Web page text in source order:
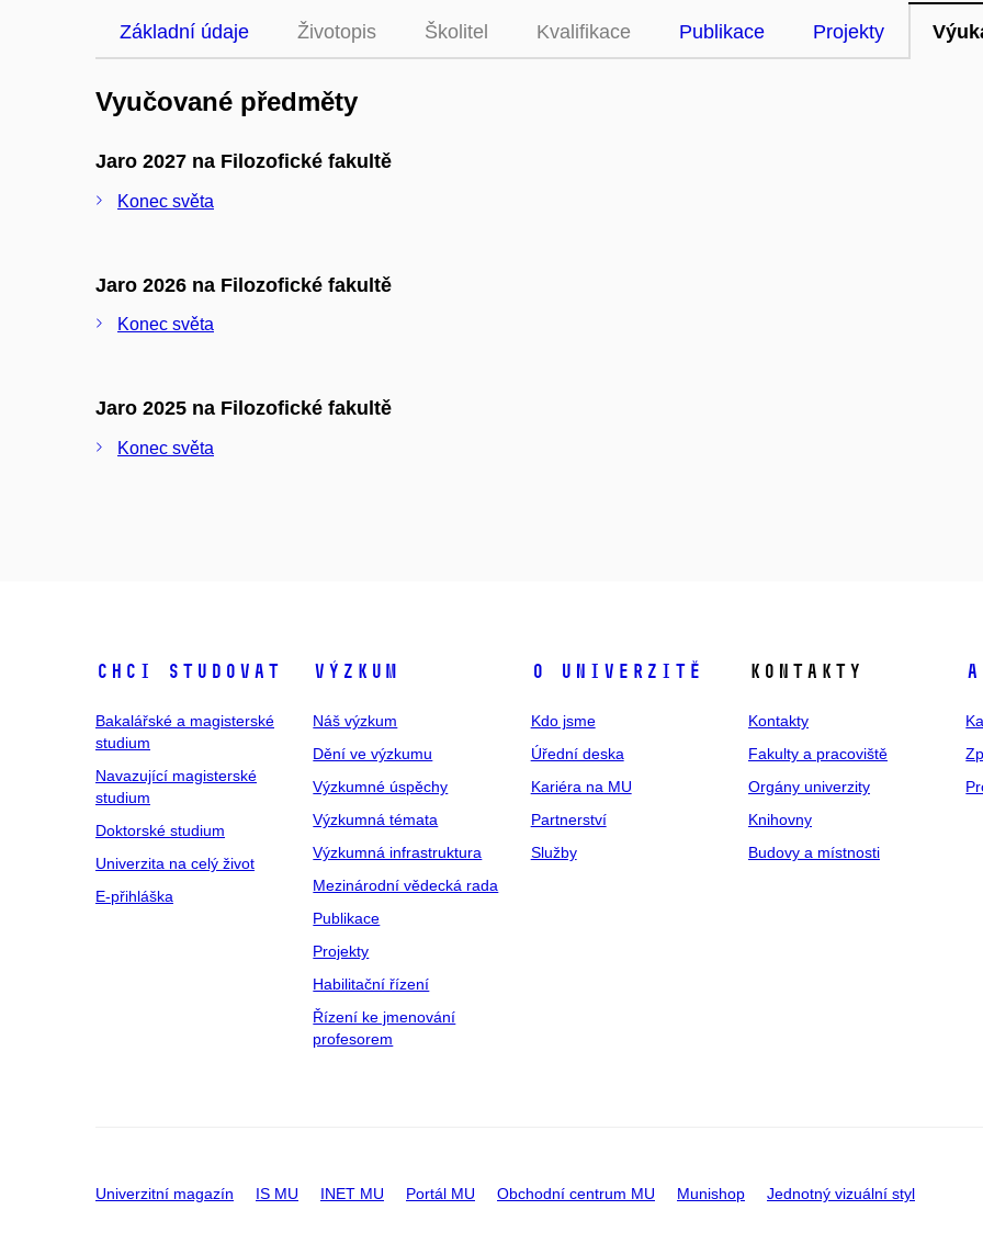
Základní údaje Životopis Školitel Kvalifikace Publikace Projekty
Vyučované předměty
Jaro 2027 na Filozofické fakultě
Konec světa
Jaro 2026 na Filozofické fakultě
Konec světa
Jaro 2025 na Filozofické fakultě
Konec světa
Chci studovat
Bakalářské a magisterské
studium
Navazující magisterské
studium
Doktorské studium
Univerzita na celý život
E-přihláška
Výzkum
Náš výzkum
Dění ve výzkumu
Výzkumné úspěchy
Výzkumná témata
Výzkumná infrastruktura
Mezinárodní vědecká rada
Publikace
Projekty
Habilitační řízení
Řízení ke jmenování
profesorem
O univerzitě
Kdo jsme
Úřední deska
Kariéra na MU
Partnerství
Služby
Kontakty
Kontakty
Fakulty a pracoviště
Orgány univerzity
Knihovny
Budovy a místnosti
Univerzitní magazín IS MU INET MU Portál MU Obchodní centrum MU Munishop Jednotný vizuální styl